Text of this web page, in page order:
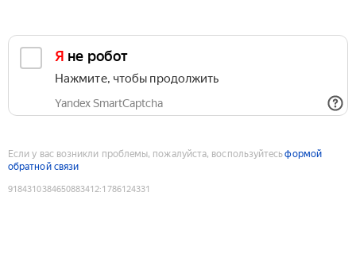
Я не робот
Нажмите, чтобы продолжить
Yandex SmartCaptcha
Если у вас возникли проблемы, пожалуйста, воспользуйтесьформой
обратной связи
9184310384650883412:1786124331